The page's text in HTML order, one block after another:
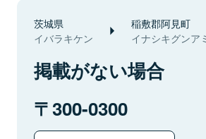
茨城県
イバラキケン
稲敷郡阿見町
イナシキグンア
掲載がない場合
300-0300